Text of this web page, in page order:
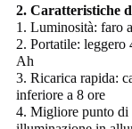
2. Caratteristiche
1. Luminosità: faro
2. Portatile: leggero
Ah
3. Ricarica rapida:
inferiore a 8 ore
4. Migliore punto di